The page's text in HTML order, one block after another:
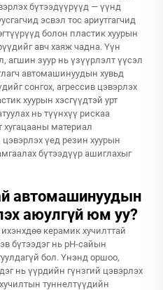
бүтээдүүрүүд — үүнд
эсвэл тос ариутгагчид
болон пластик хуурын
авч хаяж чадна. Үүн
агшин зуур нь үзүүрлэлт үүсэл
автомашинуудын хувьд
сонгох, агрессив цэвэрлэх
хуурын хэсгүүдтэй урт
нь түүнхүү рискаа
хугацааны материал
үед резин хуурын
бүтээдүүр ашиглахыг
автомашинуудын
аюулгүй юм уу?
керамик хучилттай
бүтээдэг нь pH-сайын
бол. Үнэнд оршоо,
нь үүрдийн гүнзгий цэвэрлэх
туннелтүүдийн